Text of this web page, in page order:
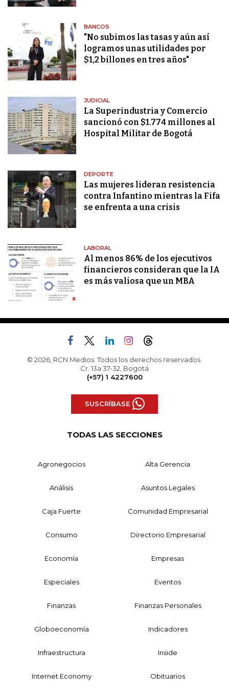
BANCOS
"No subimos las tasas y aún así
logramos unas utilidades por
$1,2 billones en tres años"
JUDICIAL
La Superindustria y Comercio
sancionó con $1.774 millones al
Hospital Militar de Bogotá
DEPORTE
Las mujeres lideran resistencia
contra Infantino mientras la Fifa
se enfrenta a una crisis
LABORAL
Al menos 86% de los ejecutivos
financieros consideran que la IA
es más valiosa que un MBA
© 2026, RCN Medios. Todos los derechos reservados.
Cr. 13a 37-32, Bogotá
(+57) 1 4227600
SUSCRÍBASE
TODAS LAS SECCIONES
Agronegocios Alta Gerencia
Análisis Asuntos Legales
Caja Fuerte Comunidad Empresarial
Consumo Directorio Empresarial
Economía Empresas
Especiales Eventos
Finanzas Finanzas Personales
Globoeconomía Indicadores
Infraestructura Inside
Internet Economy Obituarios